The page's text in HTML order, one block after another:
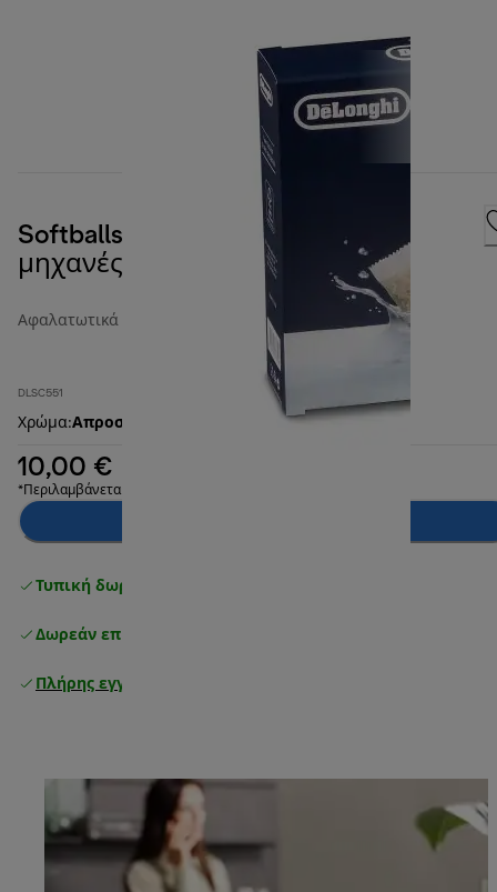
Softballs κατά των αλάτων για
μηχανές καφέ, σετ των 2
Αφαλατωτικά και φίλτρα νερού
DLSC551
Χρώμα:Απροσδιόριστο
10,00 €
*Περιλαμβάνεται ΦΠΑ
Τυπική δωρεάν παράδοση
Δωρεάν επιστροφές
Πλήρης εγγύηση κατασκευαστή